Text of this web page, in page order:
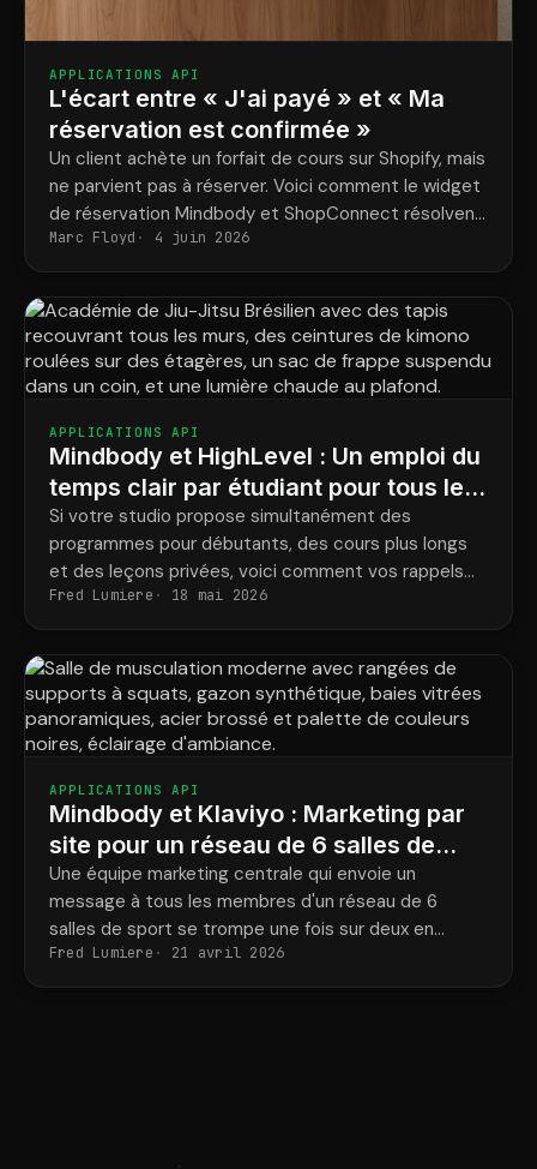
APPLICATIONS API
L'écart entre « J'ai payé » et « Ma
réservation est confirmée »
Un client achète un forfait de cours sur Shopify, mais
ne parvient pas à réserver. Voici comment le widget
de réservation Mindbody et ShopConnect résolvent
définitivement ce problème.
Marc Floyd 4 juin 2026
APPLICATIONS API
Mindbody et HighLevel : Un emploi du
temps clair par étudiant pour tous les
programmes
Si votre studio propose simultanément des
programmes pour débutants, des cours plus longs
et des leçons privées, voici comment vos rappels
correspondent enfin aux réservations réelles de
chaque élève.
Fred Lumiere 18 mai 2026
APPLICATIONS API
Mindbody et Klaviyo : Marketing par
site pour un réseau de 6 salles de
sport
Une équipe marketing centrale qui envoie un
message à tous les membres d'un réseau de 6
salles de sport se trompe une fois sur deux en
indiquant le nom de l'entraîneur et l'adresse de la
salle.
Fred Lumiere 21 avril 2026